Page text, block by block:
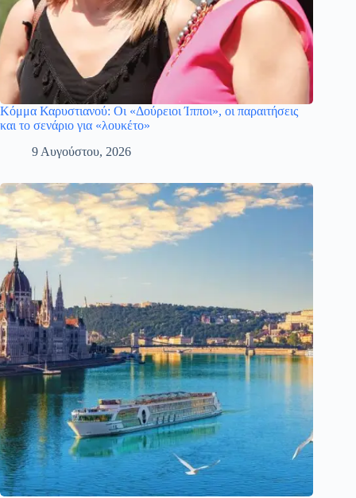
Κόμμα Καρυστιανού: Οι «Δούρειοι Ίπποι», οι παραιτήσεις
και το σενάριο για «λουκέτο»
9 Αυγούστου, 2026